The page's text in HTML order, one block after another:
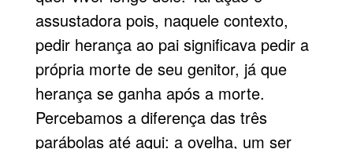
assustadora pois, naquele contexto,
pedir herança ao pai significava pedir a
própria morte de seu genitor, já que
herança se ganha após a morte.
Percebamos a diferença das três
parábolas até aqui: a ovelha, um ser